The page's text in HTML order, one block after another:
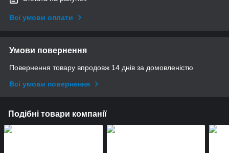
Всі умови оплати
Умови повернення
Повернення товару впродовж 14 днів за домовленістю
Всі умови повернення
Подібні товари компанії